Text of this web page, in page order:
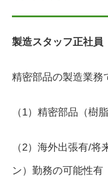
製造スタッフ正社員
精密部品の製造業務
（1）精密部品（樹
（2）海外出張有/
ン）勤務の可能性有